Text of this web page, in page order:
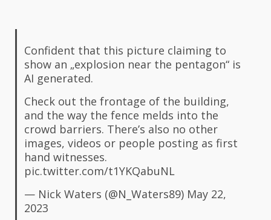
Confident that this picture claiming to
show an „explosion near the pentagon“ is
AI generated.
Check out the frontage of the building,
and the way the fence melds into the
crowd barriers. There’s also no other
images, videos or people posting as first
hand witnesses.
pic.twitter.com/t1YKQabuNL
— Nick Waters (@N_Waters89) May 22,
2023